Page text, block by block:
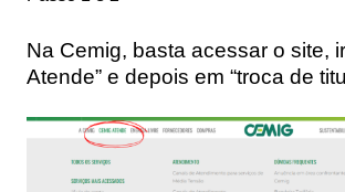
Na Cemig, basta acessar o site,
Atende” e depois em “troca de